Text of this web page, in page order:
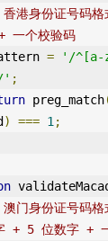
港身份证号码
一个校验码
=
'/^[a-
' ;
preg_match
) === 1 ;
门身份证号码
+ 5 位数字 +